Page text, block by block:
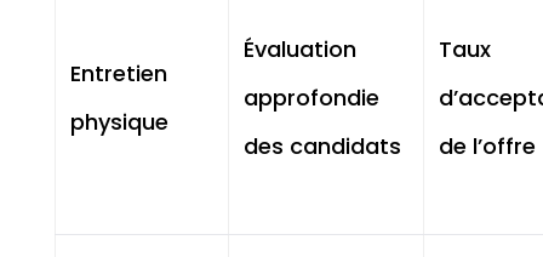
Entretien
physique
Évaluation
approfondie
des candidats
Taux
de